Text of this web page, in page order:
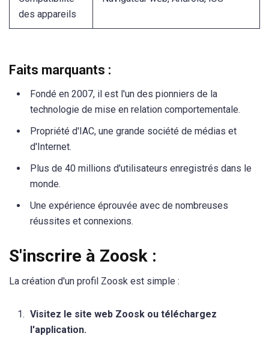
des appareils
Faits marquants :
Fondé en 2007, il est l'un des pionniers de la
technologie de mise en relation comportementale.
Propriété d'IAC, une grande société de médias et
d'Internet.
Plus de 40 millions d'utilisateurs enregistrés dans le
monde.
Une expérience éprouvée avec de nombreuses
réussites et connexions.
S'inscrire à Zoosk :
La création d'un profil Zoosk est simple :
Visitez le site web Zoosk ou téléchargez
l'application.